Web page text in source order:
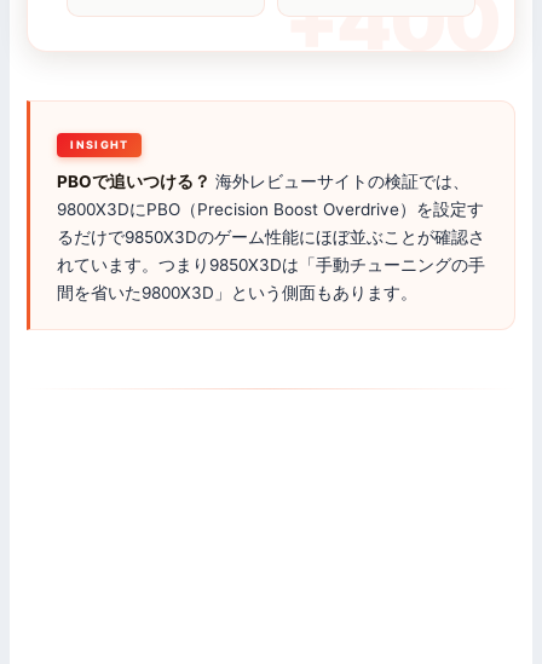
+400
INSIGHT
PBOで追いつける？ 海外レビューサイトの検証では、
9800X3DにPBO（Precision Boost Overdrive）を設定す
るだけで9850X3Dのゲーム性能にほぼ並ぶことが確認さ
れています。つまり9850X3Dは「手動チューニングの手
間を省いた9800X3D」という側面もあります。